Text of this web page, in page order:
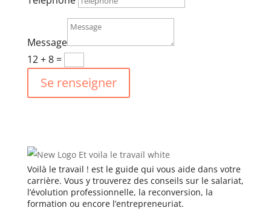
Message
12 + 8=
Se renseigner
Voilà le travail ! est le guide qui vous aide dans votre
carrière. Vous y trouverez des conseils sur le salariat,
l’évolution professionnelle, la reconversion, la
formation ou encore l’entrepreneuriat.